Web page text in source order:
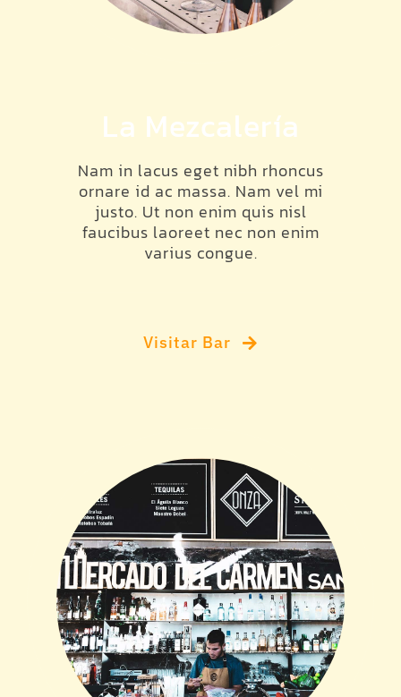
La Mezcalería
Nam in lacus eget nibh rhoncus
ornare id ac massa. Nam vel mi
justo. Ut non enim quis nisl
faucibus laoreet nec non enim
varius congue.
Visitar Bar